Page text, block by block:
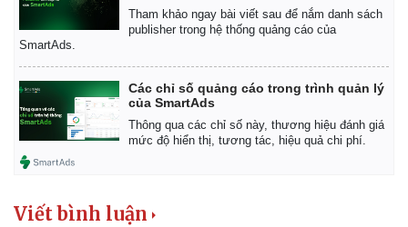
Vụ án
Tư vấn luật
Vũ khí
Phân tích
Tham khảo ngay bài viết sau để nắm danh sách
publisher trong hệ thống quảng cáo của
SmartAds.
Các chỉ số quảng cáo trong trình quản lý
của SmartAds
Thông qua các chỉ số này, thương hiệu đánh giá
mức độ hiển thị, tương tác, hiệu quả chi phí.
Viết bình luận